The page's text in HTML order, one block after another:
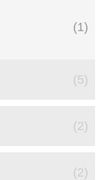
(1)
(5)
(2)
(2)